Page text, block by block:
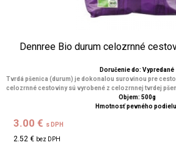
Dennree Bio durum celozrnné
Doručenie do: Vypredané
Tvrdá pšenica (durum) je dokonalou surovinou pre
celozrnné cestoviny sú vyrobené z celozrnnej tvrdej
Objem: 500g
Hmotnosť pevného
3.00 € s DPH
2.52 € bez DPH